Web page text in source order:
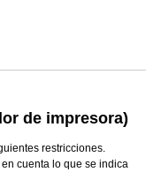
de impresora)
restricciones.
cuenta lo que se indica